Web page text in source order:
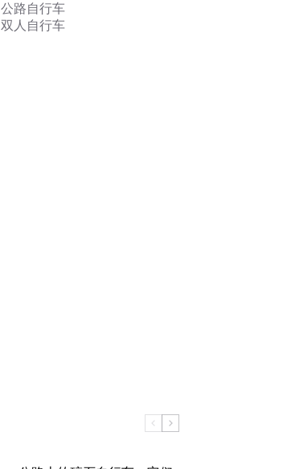
公路自行车
双人自行车